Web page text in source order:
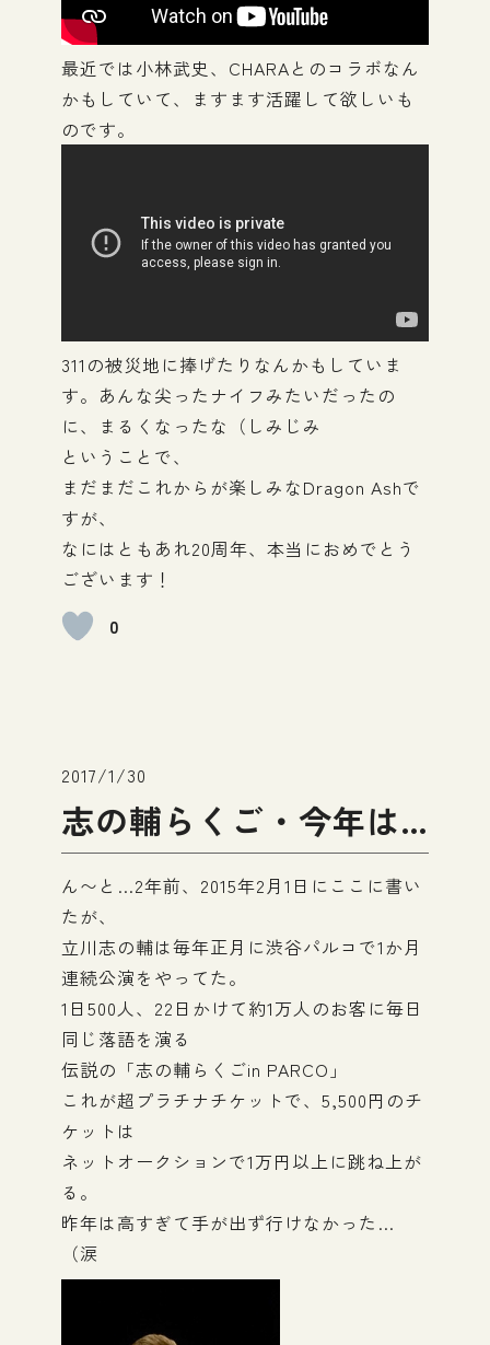
最近では小林武史、CHARAとのコラボなん
かもしていて、ますます活躍して欲しいも
のです。
311の被災地に捧げたりなんかもしていま
す。あんな尖ったナイフみたいだったの
に、まるくなったな（しみじみ
ということで、
まだまだこれからが楽しみなDragon Ashで
すが、
なにはともあれ20周年、本当におめでとう
ございます！
0
2017/1/30
志の輔らくご・今年は…
ん〜と…2年前、2015年2月1日にここに書い
たが、
立川志の輔は毎年正月に渋谷パルコで1か月
連続公演をやってた。
1日500人、22日かけて約1万人のお客に毎日
同じ落語を演る
伝説の「志の輔らくごin PARCO」
これが超プラチナチケットで、5,500円のチ
ケットは
ネットオークションで1万円以上に跳ね上が
る。
昨年は高すぎて手が出ず行けなかった…
（涙